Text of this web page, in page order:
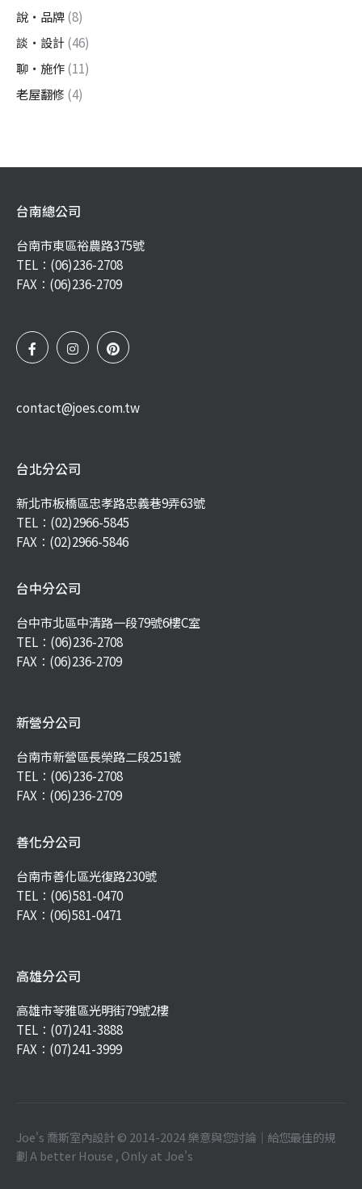
說・品牌(8)
談・設計(46)
聊・施作(11)
老屋翻修 (4)
台南總公司
台南市東區裕農路375號
TEL： (06)236-2708
FAX：(06)236-2709
contact@joes.com.tw
台北分公司
新北市板橋區忠孝路忠義巷9弄63號
TEL： (02)2966-5845
FAX：(02)2966-5846
台中分公司
台中市北區中清路一段79號6樓C室
TEL： (06)236-2708
FAX：(06)236-2709
新營分公司
台南市新營區長榮路二段251號
TEL： (06)236-2708
FAX：(06)236-2709
善化分公司
台南市善化區光復路230號
TEL： (06)581-0470
FAX：(06)581-0471
高雄分公司
高雄市苓雅區光明街79號2樓
TEL： (07)241-3888
FAX：(07)241-3999
Joe's 喬斯室內設計 © 2014-2024 樂意與您討論｜給您最佳的規
劃 A better House , Only at Joe's